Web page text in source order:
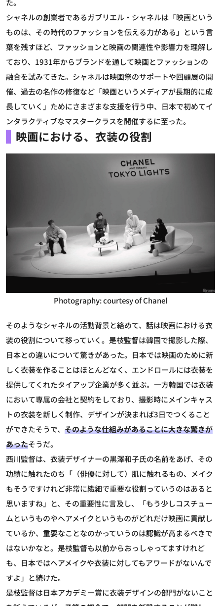
た。
シャネルの創業者であるガブリエル・シャネルは「映画という
ものは、その時代のファッションを伝える力がある」という言
葉を残すほど、ファッションと映画の関連性や影響力を理解し
ており、1931年からブランドを通して映画とファッションの
融合を試みてきた。シャネルは映画祭のサポートや回顧展の開
催、過去の名作の修復など「映画というメディアが長期的に成
長していく」ためにさまざまな支援を行う中、日本で初めてイ
ンタラクティブなマスタークラスを開催するに至った。
映画における、衣装の役割
Photography: courtesy of Chanel
そのようなシャネルの活動背景と絡めて、話は映画における衣
装の役割について移っていく。是枝監督は韓国で撮影した際、
日本との違いについて驚きがあった。日本では映画のために新
しく衣装を作ることはほとんどなく、エンドロールには衣装を
提供してくれたタイアップ企業が多く並ぶ。一方韓国では衣装
において専属の会社と契約をしており、撮影時にメインキャス
トの衣装を新しく制作、デザインが決まれば3日でつくること
ができたそうで、 そのような仕組みがあることに大きな驚きが
あったそうだ。
西川監督は、衣装デザイナーの黒澤和子氏の名前をあげ、その
功績に触れたのち「（俳優に対して）肌に触れるもの、メイク
もそうですけれど非常に繊細で重要な役割っていうのはあると
思いますね」と、その重要性に言及し、「もう少しコスチュー
ムというものやヘアメイクというものがどれだけ映画に貢献し
ているか、重要なことなのかっていうのは認識が高まるべきで
はないかなと。是枝監督も以前からおっしゃってますけれど
も、日本ではヘアメイクや衣装に対してもアワードがないんで
すよ」と続けた。
是枝監督は日本アカデミー賞に衣装デザインの部門がないこと